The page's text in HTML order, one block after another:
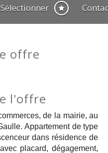
Sélectionner
offre
l'offre
de la mairie, au
Appartement de type
dans résidence de
placard, dégagement,